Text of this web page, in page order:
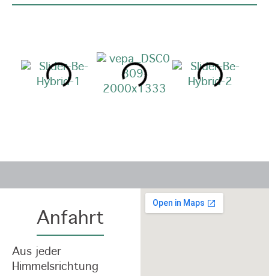
Anfahrt
Aus jeder
Himmelsrichtung